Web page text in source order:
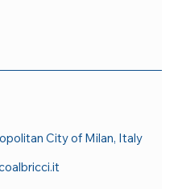
City of Milan, Italy